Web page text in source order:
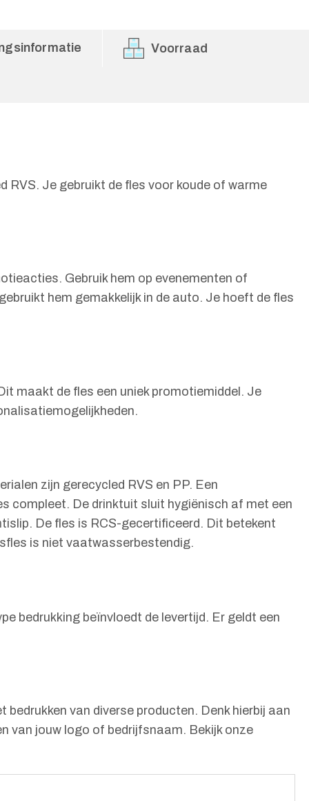
Voorraad
RVS. Je gebruikt de fles voor koude of warme
Gebruik hem op evenementen of
hem gemakkelijk in de auto. Je hoeft de fles
maakt de fles een uniek promotiemiddel. Je
zijn gerecycled RVS en PP. Een
compleet. De drinktuit sluit hygiënisch af met een
De fles is RCS-gecertificeerd. Dit betekent
is niet vaatwasserbestendig.
bedrukking beïnvloedt de levertijd. Er geldt een
van diverse producten. Denk hierbij aan
van jouw logo of bedrijfsnaam. Bekijk onze